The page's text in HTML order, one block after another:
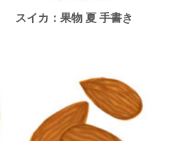
スイカ：果物 夏 手書き